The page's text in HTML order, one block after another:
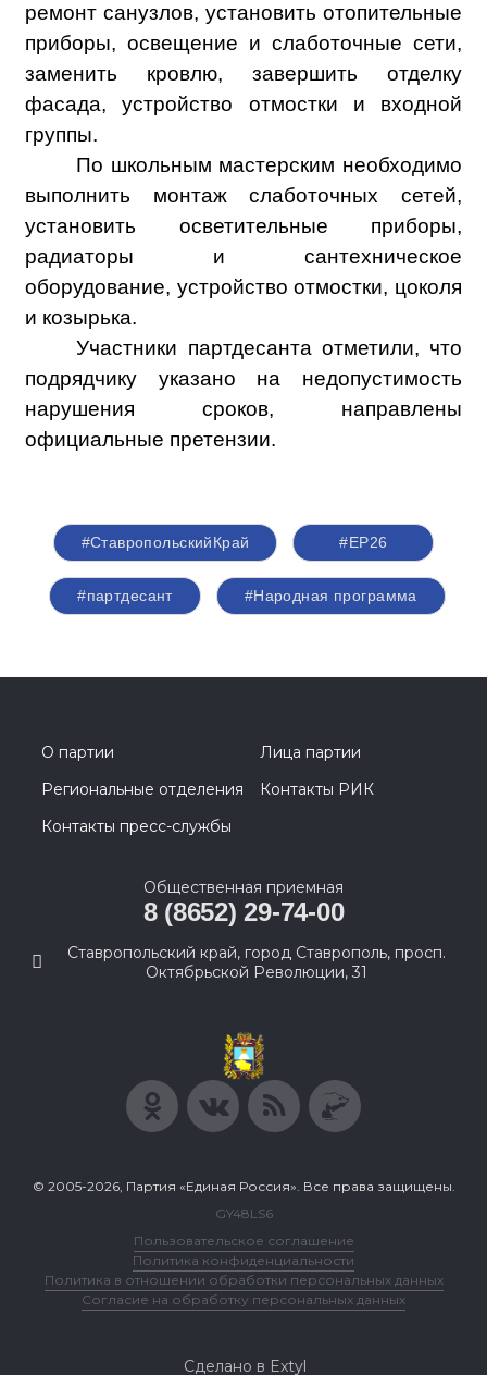
ремонт санузлов, установить отопительные
приборы, освещение и слаботочные сети,
заменить кровлю, завершить отделку
фасада, устройство отмостки и входной
группы.
По школьным мастерским необходимо
выполнить монтаж слаботочных сетей,
установить осветительные приборы,
радиаторы и сантехническое
оборудование, устройство отмостки, цоколя
и козырька.
Участники партдесанта отметили, что
подрядчику указано на недопустимость
нарушения сроков, направлены
официальные претензии.
#СтавропольскийКрай #ЕР26
#партдесант #Народная программа
О партии
Лица партии
Региональные отделения
Контакты РИК
Контакты пресс-службы
Общественная приемная
8 (8652) 29-74-00
Ставропольский край, город Ставрополь, просп.
Октябрьской Революции, 31
© 2005-2026, Партия «Единая Россия». Все права защищены.
GY48LS6
Пользовательское соглашение
Политика конфиденциальности
Политика в отношении обработки персональных данных
Согласие на обработку персональных данных
Сделано в Extyl